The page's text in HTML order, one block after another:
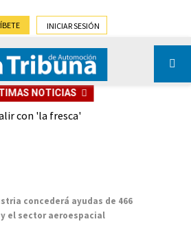
INICIAR SESIÓN
NOTICIAS
con 'la fresca'
concederá ayudas de 466
el sector aeroespacial